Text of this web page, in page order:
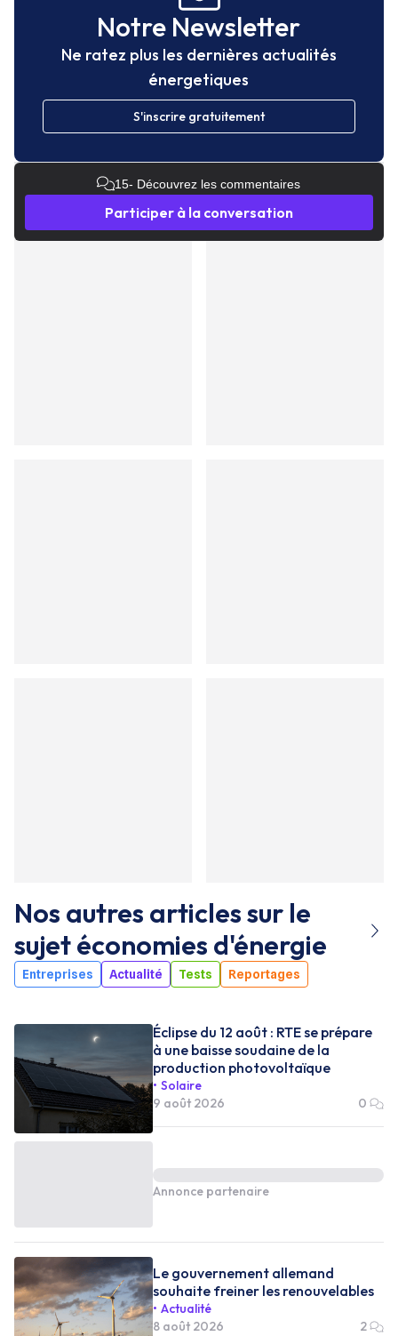
Notre Newsletter
Ne ratez plus les dernières actualités
énergetiques
S'inscrire gratuitement
15- Découvrez les commentaires
Participer à la conversation
Nos autres articles sur le
sujetéconomies d'énergie
Entreprises Actualité Tests Reportages
Éclipse du 12 août : RTE se prépare
à une baisse soudaine de la
production photovoltaïque
Solaire
9 août 2026
0
Annonce partenaire
Le gouvernement allemand
souhaite freiner les renouvelables
Actualité
8 août 2026
2